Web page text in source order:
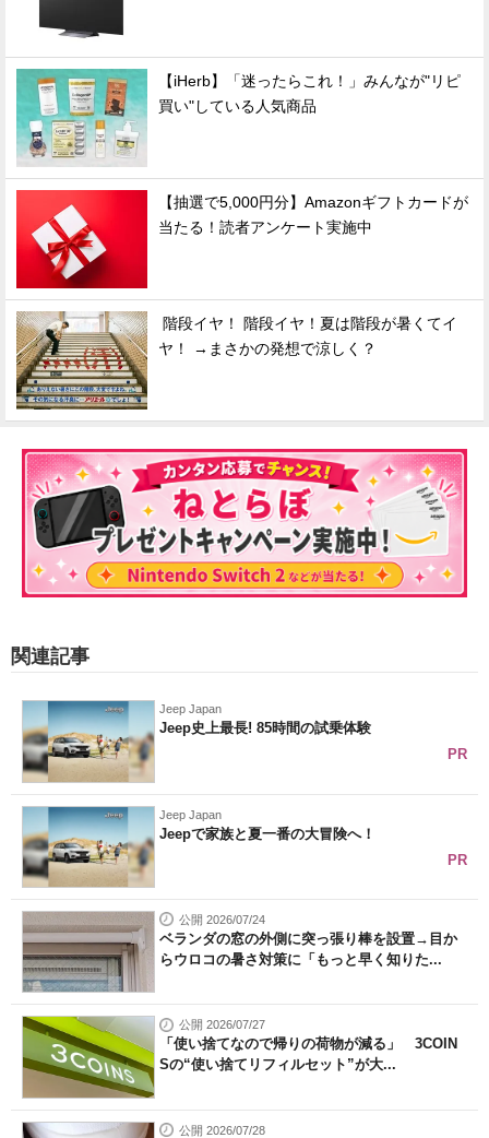
【iHerb】「迷ったらこれ！」みんなが"リピ
買い"している人気商品
【抽選で5,000円分】Amazonギフトカードが
当たる！読者アンケート実施中
階段イヤ！ 階段イヤ！夏は階段が暑くてイ
ヤ！ →まさかの発想で涼しく？
関連記事
Jeep Japan
Jeep史上最長! 85時間の試乗体験
PR
Jeep Japan
Jeepで家族と夏一番の大冒険へ！
PR
公開 2026/07/24
ベランダの窓の外側に突っ張り棒を設置→目か
らウロコの暑さ対策に「もっと早く知りた...
公開 2026/07/27
「使い捨てなので帰りの荷物が減る」 3COIN
Sの“使い捨てリフィルセット”が大...
公開 2026/07/28